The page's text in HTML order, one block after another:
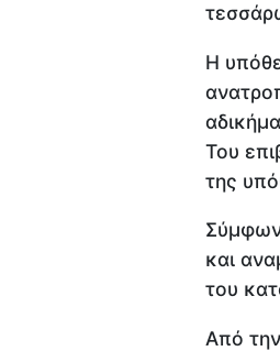
Η
Του
της
και
του
Από